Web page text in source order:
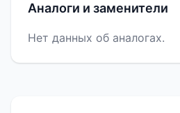
Аналоги и заменители
Нет данных об аналогах.